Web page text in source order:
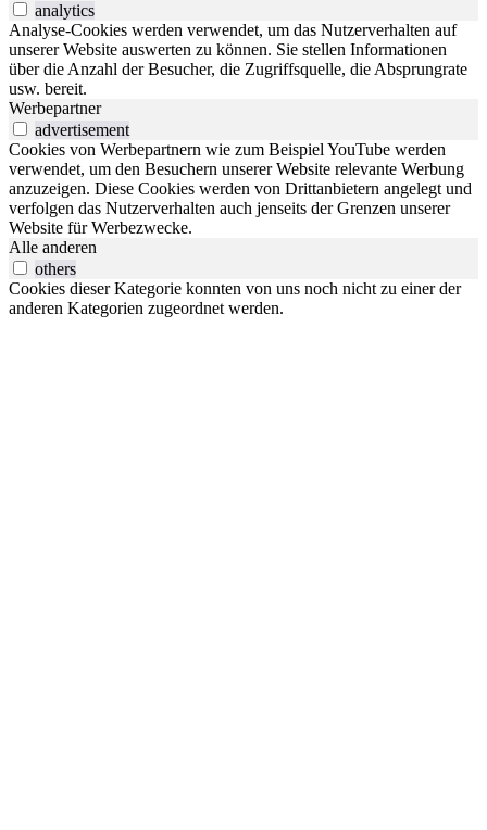
analytics
Analyse-Cookies werden verwendet, um das Nutzerverhalten auf
unserer Website auswerten zu können. Sie stellen Informationen
über die Anzahl der Besucher, die Zugriffsquelle, die Absprungrate
usw. bereit.
Werbepartner
advertisement
Cookies von Werbepartnern wie zum Beispiel YouTube werden
verwendet, um den Besuchern unserer Website relevante Werbung
anzuzeigen. Diese Cookies werden von Drittanbietern angelegt und
verfolgen das Nutzerverhalten auch jenseits der Grenzen unserer
Website für Werbezwecke.
Alle anderen
others
Cookies dieser Kategorie konnten von uns noch nicht zu einer der
anderen Kategorien zugeordnet werden.